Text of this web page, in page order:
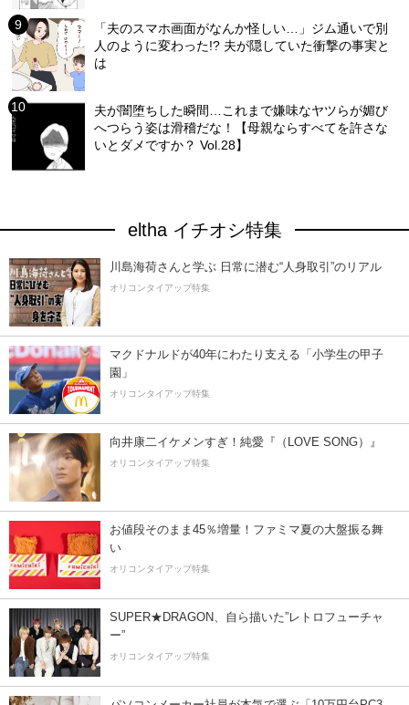
「夫のスマホ画面がなんか怪しい…」ジム通いで別
人のように変わった!? 夫が隠していた衝撃の事実と
は
夫が闇堕ちした瞬間…これまで嫌味なヤツらが媚び
へつらう姿は滑稽だな！【母親ならすべてを許さな
いとダメですか？ Vol.28】
eltha イチオシ特集
川島海荷さんと学ぶ 日常に潜む“人身取引”のリアル
オリコンタイアップ特集
マクドナルドが40年にわたり支える「小学生の甲子
園」
オリコンタイアップ特集
向井康二イケメンすぎ！純愛『（LOVE SONG）』
オリコンタイアップ特集
お値段そのまま45％増量！ファミマ夏の大盤振る舞
い
オリコンタイアップ特集
SUPER★DRAGON、自ら描いた”レトロフューチャ
ー”
オリコンタイアップ特集